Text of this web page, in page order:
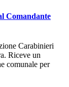
Comandante
Carabinieri
Riceve un
comunale per